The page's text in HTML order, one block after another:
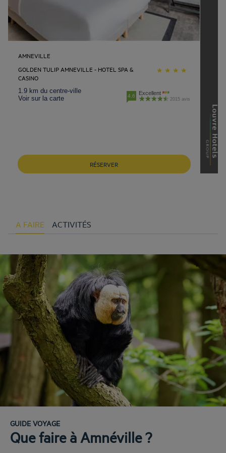
AMNEVILLE
GOLDEN TULIP AMNEVILLE - HOTEL SPA &
CASINO
1.9 km du centre-ville
Voir sur la carte
4.6 Excellent
2015 avis
RÉSERVER
A FAIRE ACTIVITÉS
GUIDE VOYAGE
Que faire à Amnéville ?